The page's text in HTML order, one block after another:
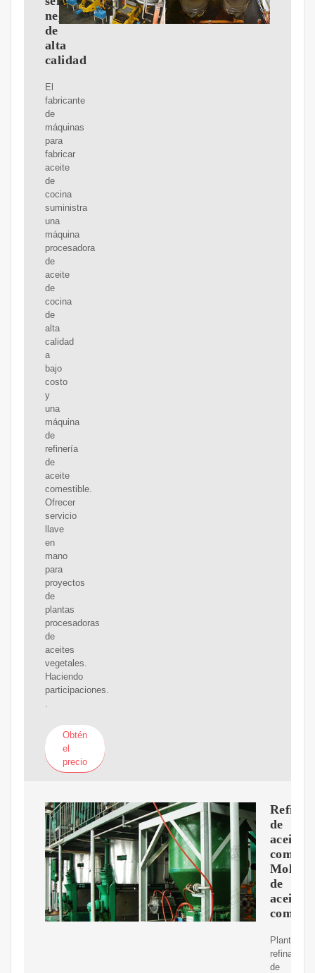
negra
de
alta
calidad
El
fabricante
de
máquinas
para
fabricar
aceite
de
cocina
suministra
una
máquina
procesadora
de
aceite
de
cocina
de
alta
calidad
a
bajo
costo
y
una
máquina
de
refinería
de
aceite
comestible.
Ofrecer
servicio
llave
en
mano
para
proyectos
de
plantas
procesadoras
de
aceites
vegetales.
Haciendo
participaciones.
.
Obtén
el
precio
de
aceite
Molino
de
aceite
Planta
refinadora
de